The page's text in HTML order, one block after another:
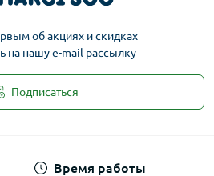
об акциях и скидках
на нашу e-mail рассылку
Подписаться
Время работы